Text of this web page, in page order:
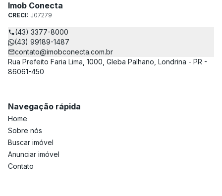
Imob Conecta
CRECI: J07279
(43) 3377-8000
(43) 99189-1487
contato@imobconecta.com.br
Rua Prefeito Faria Lima, 1000, Gleba Palhano, Londrina - PR -
86061-450
Navegação rápida
Home
Sobre nós
Buscar imóvel
Anunciar imóvel
Contato